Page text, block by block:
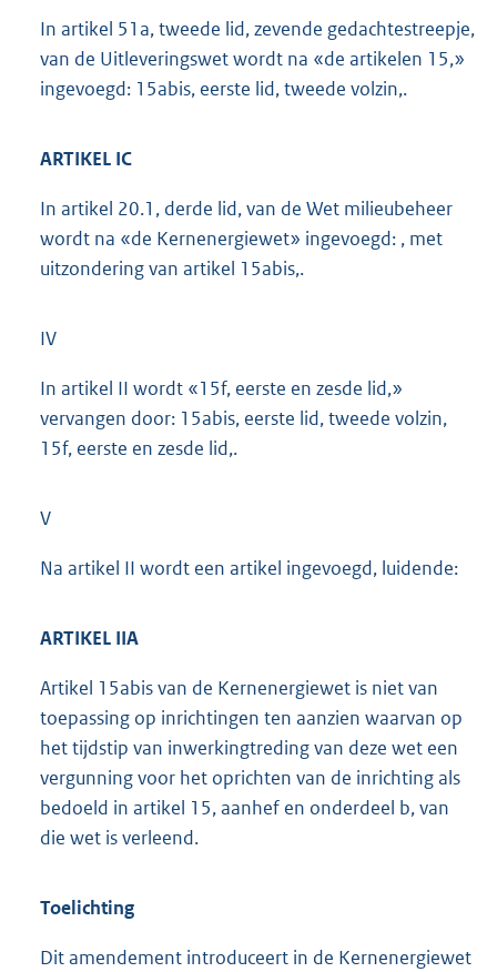
In artikel 51a, tweede lid, zevende gedachtestreepje,
van de Uitleveringswet wordt na «de artikelen 15,»
ingevoegd: 15abis, eerste lid, tweede volzin,.
ARTIKEL IC
In artikel 20.1, derde lid, van de Wet milieubeheer
wordt na «de Kernenergiewet» ingevoegd: , met
uitzondering van artikel 15abis,.
IV
In artikel II wordt «15f, eerste en zesde lid,»
vervangen door: 15abis, eerste lid, tweede volzin,
15f, eerste en zesde lid,.
V
Na artikel II wordt een artikel ingevoegd, luidende:
ARTIKEL IIA
Artikel 15abis van de Kernenergiewet is niet van
toepassing op inrichtingen ten aanzien waarvan op
het tijdstip van inwerkingtreding van deze wet een
vergunning voor het oprichten van de inrichting als
bedoeld in artikel 15, aanhef en onderdeel b, van
die wet is verleend.
Toelichting
Dit amendement introduceert in de Kernenergiewet